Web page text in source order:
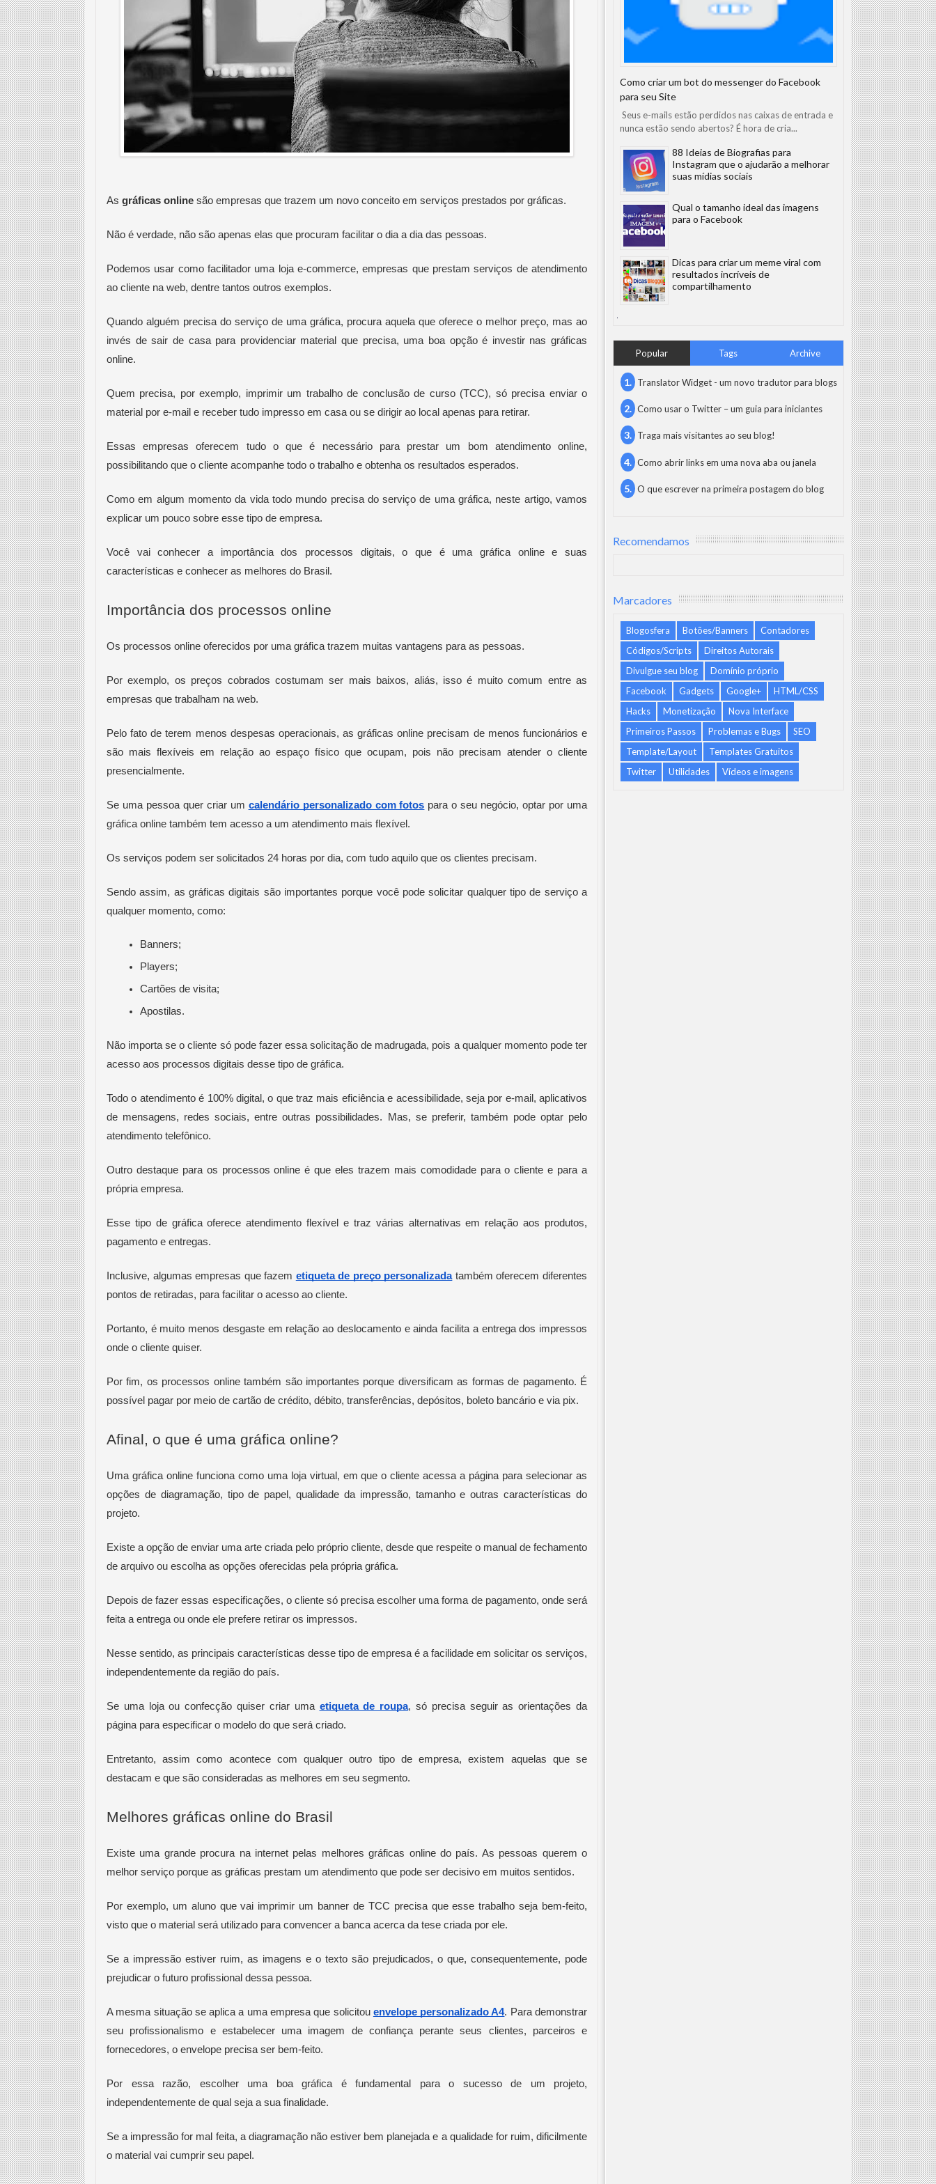
As gráficas online são empresas que trazem um novo conceito em serviços prestados por gráficas.
Não é verdade, não são apenas elas que procuram facilitar o dia a dia das pessoas.
Podemos usar como facilitador uma loja e-commerce, empresas que prestam serviços de atendimento
ao cliente na web, dentre tantos outros exemplos.
Quando alguém precisa do serviço de uma gráfica, procura aquela que oferece o melhor preço, mas ao
invés de sair de casa para providenciar material que precisa, uma boa opção é investir nas gráficas
online.
Quem precisa, por exemplo, imprimir um trabalho de conclusão de curso (TCC), só precisa enviar o
material por e-mail e receber tudo impresso em casa ou se dirigir ao local apenas para retirar.
Essas empresas oferecem tudo o que é necessário para prestar um bom atendimento online,
possibilitando que o cliente acompanhe todo o trabalho e obtenha os resultados esperados.
Como em algum momento da vida todo mundo precisa do serviço de uma gráfica, neste artigo, vamos
explicar um pouco sobre esse tipo de empresa.
Você vai conhecer a importância dos processos digitais, o que é uma gráfica online e suas
características e conhecer as melhores do Brasil.
Importância dos processos online
Os processos online oferecidos por uma gráfica trazem muitas vantagens para as pessoas.
Por exemplo, os preços cobrados costumam ser mais baixos, aliás, isso é muito comum entre as
empresas que trabalham na web.
Pelo fato de terem menos despesas operacionais, as gráficas online precisam de menos funcionários e
são mais flexíveis em relação ao espaço físico que ocupam, pois não precisam atender o cliente
presencialmente.
Se uma pessoa quer criar um calendário personalizado com fotos para o seu negócio, optar por uma
gráfica online também tem acesso a um atendimento mais flexível.
Os serviços podem ser solicitados 24 horas por dia, com tudo aquilo que os clientes precisam.
Sendo assim, as gráficas digitais são importantes porque você pode solicitar qualquer tipo de serviço a
qualquer momento, como:
Banners;
Players;
Cartões de visita;
Apostilas.
Não importa se o cliente só pode fazer essa solicitação de madrugada, pois a qualquer momento pode ter
acesso aos processos digitais desse tipo de gráfica.
Todo o atendimento é 100% digital, o que traz mais eficiência e acessibilidade, seja por e-mail, aplicativos
de mensagens, redes sociais, entre outras possibilidades. Mas, se preferir, também pode optar pelo
atendimento telefônico.
Outro destaque para os processos online é que eles trazem mais comodidade para o cliente e para a
própria empresa.
Esse tipo de gráfica oferece atendimento flexível e traz várias alternativas em relação aos produtos,
pagamento e entregas.
Inclusive, algumas empresas que fazem etiqueta de preço personalizada também oferecem diferentes
pontos de retiradas, para facilitar o acesso ao cliente.
Portanto, é muito menos desgaste em relação ao deslocamento e ainda facilita a entrega dos impressos
onde o cliente quiser.
Por fim, os processos online também são importantes porque diversificam as formas de pagamento. É
possível pagar por meio de cartão de crédito, débito, transferências, depósitos, boleto bancário e via pix.
Afinal, o que é uma gráfica online?
Uma gráfica online funciona como uma loja virtual, em que o cliente acessa a página para selecionar as
opções de diagramação, tipo de papel, qualidade da impressão, tamanho e outras características do
projeto.
Existe a opção de enviar uma arte criada pelo próprio cliente, desde que respeite o manual de fechamento
de arquivo ou escolha as opções oferecidas pela própria gráfica.
Depois de fazer essas especificações, o cliente só precisa escolher uma forma de pagamento, onde será
feita a entrega ou onde ele prefere retirar os impressos.
Nesse sentido, as principais características desse tipo de empresa é a facilidade em solicitar os serviços,
independentemente da região do país.
Se uma loja ou confecção quiser criar uma etiqueta de roupa, só precisa seguir as orientações da
página para especificar o modelo do que será criado.
Entretanto, assim como acontece com qualquer outro tipo de empresa, existem aquelas que se
destacam e que são consideradas as melhores em seu segmento.
Melhores gráficas online do Brasil
Existe uma grande procura na internet pelas melhores gráficas online do país. As pessoas querem o
melhor serviço porque as gráficas prestam um atendimento que pode ser decisivo em muitos sentidos.
Por exemplo, um aluno que vai imprimir um banner de TCC precisa que esse trabalho seja bem-feito,
visto que o material será utilizado para convencer a banca acerca da tese criada por ele.
Se a impressão estiver ruim, as imagens e o texto são prejudicados, o que, consequentemente, pode
prejudicar o futuro profissional dessa pessoa.
A mesma situação se aplica a uma empresa que solicitou envelope personalizado A4. Para demonstrar
seu profissionalismo e estabelecer uma imagem de confiança perante seus clientes, parceiros e
fornecedores, o envelope precisa ser bem-feito.
Por essa razão, escolher uma boa gráfica é fundamental para o sucesso de um projeto,
independentemente de qual seja a sua finalidade.
Se a impressão for mal feita, a diagramação não estiver bem planejada e a qualidade for ruim, dificilmente
o material vai cumprir seu papel.
Como criar um bot do messenger do Facebook
para seu Site
Seus e-mails estão perdidos nas caixas de entrada e
nunca estão sendo abertos? É hora de cria...
88 Ideias de Biografias para
Instagram que o ajudarão a melhorar
suas mídias sociais
Qual o tamanho ideal das imagens
para o Facebook
Dicas para criar um meme viral com
resultados incríveis de
compartilhamento
Popular Tags Archive
Translator Widget - um novo tradutor para blogs
Como usar o Twitter – um guia para iniciantes
Traga mais visitantes ao seu blog!
Como abrir links em uma nova aba ou janela
O que escrever na primeira postagem do blog
Recomendamos
Marcadores
Blogosfera Botões/Banners
Contadores
Códigos/Scripts
Direitos Autorais
Divulgue seu blog
Domínio próprio
Facebook
Gadgets Google+
HTML/CSS
Hacks
Monetização
Nova Interface
Primeiros Passos
Problemas e Bugs
SEO
Template/Layout
Templates Gratuitos
Twitter
Utilidades Vídeos e imagens